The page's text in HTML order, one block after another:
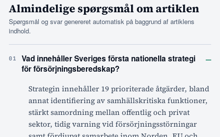
Almindelige spørgsmål om artiklen
Spørgsmål og svar genereret automatisk på baggrund af artiklens
indhold.
01
Vad innehåller Sveriges första nationella strategi
för försörjningsberedskap?
–
Strategin innehåller 19 prioriterade åtgärder, bland
annat identifiering av samhällskritiska funktioner,
stärkt samordning mellan offentlig och privat
sektor, tidig varning vid försörjningsstörningar